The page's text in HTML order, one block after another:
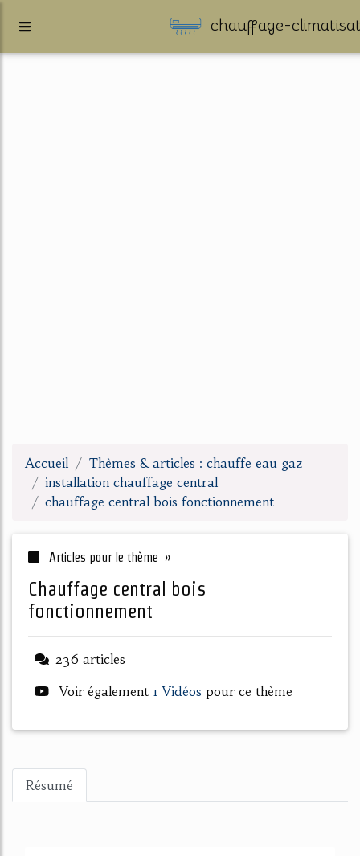
chauffage-
Accueil
Thèmes & articles : chauffe eau gaz
installation chauffage central
chauffage central bois fonctionnement
Articles pour le thème »
chauffage central bois
fonctionnement
236 articles
Voir également 1 Vidéos pour ce thème
Résumé